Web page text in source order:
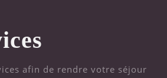
afin de rendre votre séjour